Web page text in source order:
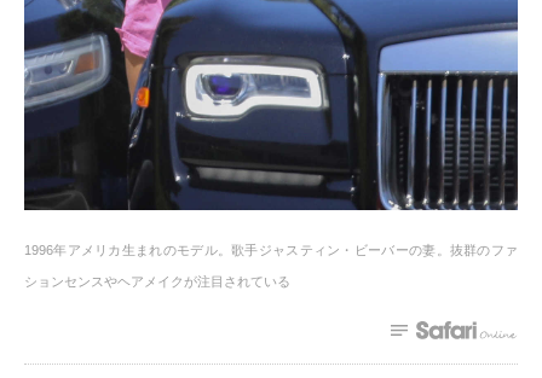
1996年アメリカ生まれのモデル。歌手ジャスティン・ビーバーの妻。抜群のファ
ションセンスやヘアメイクが注目されている